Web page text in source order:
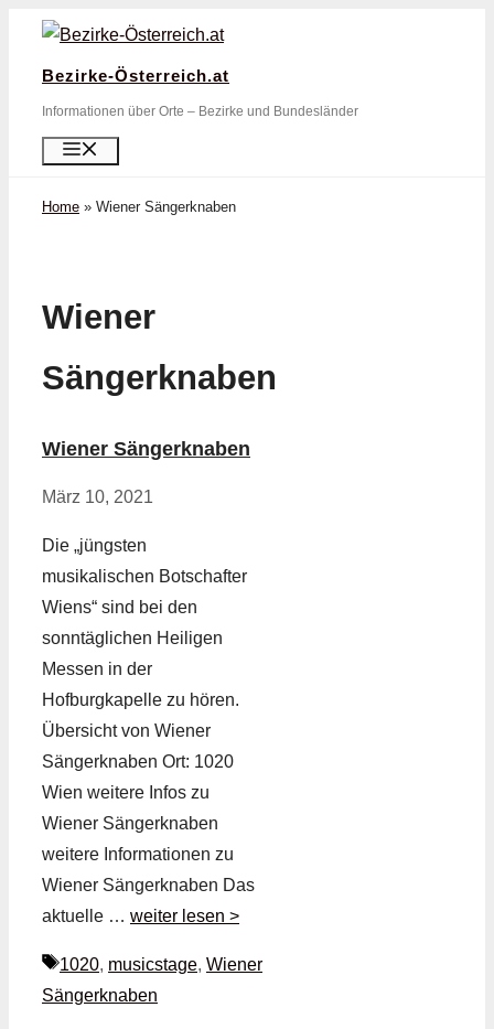
Zum
springen
Bezirke-Österreich.at
Informationen über Orte – Bezirke und Bundesländer
Home » Wiener Sängerknaben
Wiener
Sängerknaben
Wiener Sängerknaben
März 10, 2021
Die „jüngsten
musikalischen Botschafter
Wiens“ sind bei den
sonntäglichen Heiligen
Messen in der
Hofburgkapelle zu hören.
Übersicht von Wiener
Sängerknaben Ort: 1020
Wien weitere Infos zu
Wiener Sängerknaben
weitere Informationen zu
Wiener Sängerknaben Das
aktuelle … weiter lesen >
Schlagwörter
1020, musicstage, Wiener
Sängerknaben